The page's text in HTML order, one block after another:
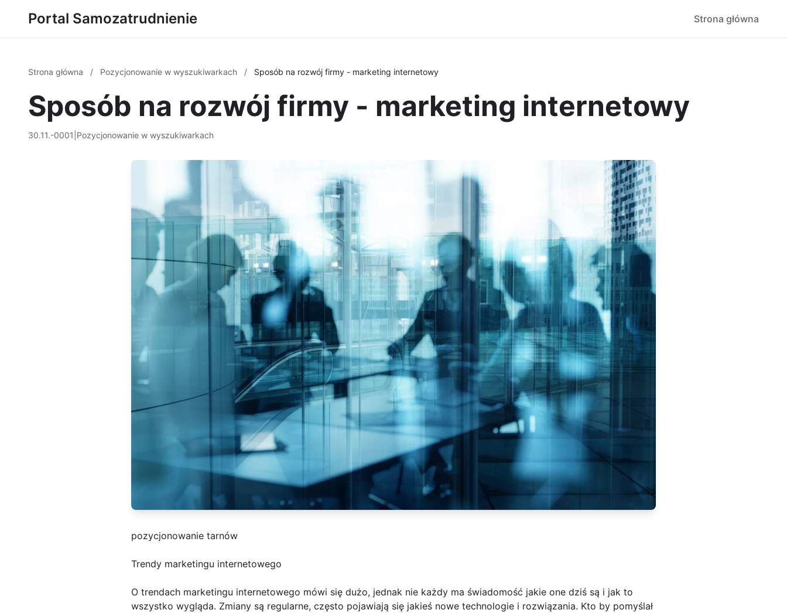
Portal Samozatrudnienie Strona główna
Strona główna / Pozycjonowanie w wyszukiwarkach / Sposób na rozwój firmy - marketing internetowy
Sposób na rozwój firmy - marketing internetowy
30.11.-0001 Pozycjonowanie w wyszukiwarkach
pozycjonowanie tarnów
Trendy marketingu internetowego
O trendach marketingu internetowego mówi się dużo, jednak nie każdy ma świadomość jakie one dziś są i jak to
wszystko wygląda. Zmiany są regularne, często pojawiają się jakieś nowe technologie i rozwiązania. Kto by pomyślał